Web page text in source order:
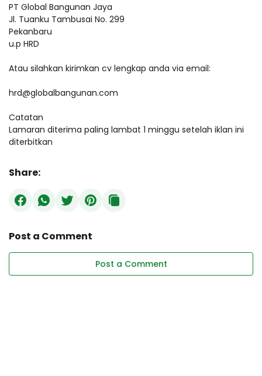
PT Global Bangunan Jaya
Jl. Tuanku Tambusai No. 299
Pekanbaru
u.p HRD
Atau silahkan kirimkan cv lengkap anda via email:
hrd@globalbangunan.com
Catatan
Lamaran diterima paling lambat 1 minggu setelah iklan ini
diterbitkan
Share:
Post a Comment
Post a Comment